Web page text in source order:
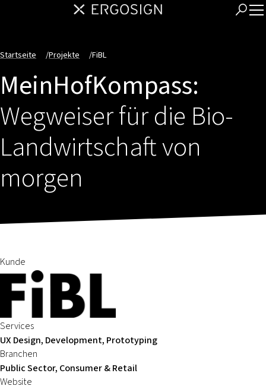
Startseite /Projekte /FiBL
MeinHofKompass:
Wegweiser für die Bio-
Landwirtschaft von
morgen
Kunde
Services
UX Design, Development, Prototyping
Branchen
Public Sector, Consumer & Retail
Website